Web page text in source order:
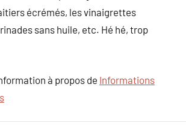
écrémés, les vinaigrettes
sans huile, etc. Hé hé, trop
à propos de Informations